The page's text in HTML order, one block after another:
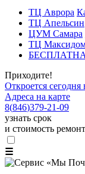
ТЦ Аврора
ТЦ Апельсин
ЦУМ Самара
ТЦ
БЕСПЛАТНАЯ
Приходите!
Откроется сегодня
Адреса на карте
8(846)379-21-09
узнать срок
и стоимость
☰